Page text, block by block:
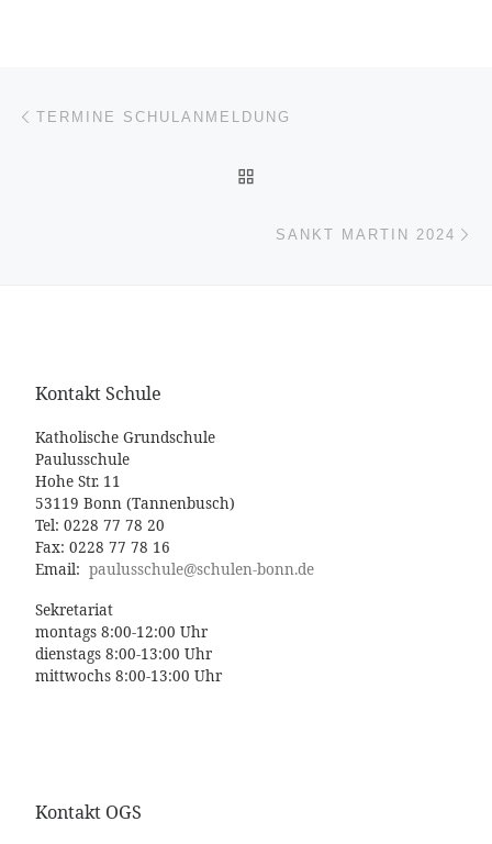
Beitragsnavigation
TERMINE SCHULANMELDUNG
SANKT MARTIN 2024
Kontakt Schule
Katholische Grundschule
Paulusschule
Hohe Str. 11
53119 Bonn (Tannenbusch)
Tel: 0228 77 78 20
Fax: 0228 77 78 16
Email: paulusschule@schulen-bonn.de
Sekretariat
montags 8:00-12:00 Uhr
dienstags 8:00-13:00 Uhr
mittwochs 8:00-13:00 Uhr
Kontakt OGS